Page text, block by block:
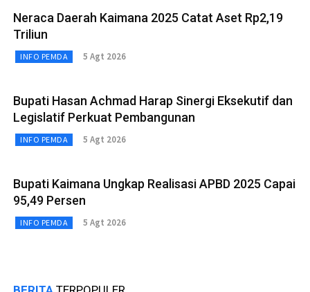
Neraca Daerah Kaimana 2025 Catat Aset Rp2,19
Triliun
INFO PEMDA 5 Agt 2026
Bupati Hasan Achmad Harap Sinergi Eksekutif dan
Legislatif Perkuat Pembangunan
INFO PEMDA 5 Agt 2026
Bupati Kaimana Ungkap Realisasi APBD 2025 Capai
95,49 Persen
INFO PEMDA 5 Agt 2026